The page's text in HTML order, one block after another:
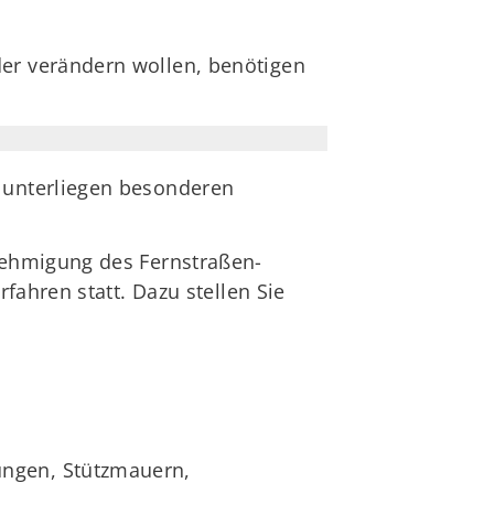
verändern wollen, benötigen
besonderen
des Fernstraßen-
statt. Dazu stellen Sie
Stützmauern,